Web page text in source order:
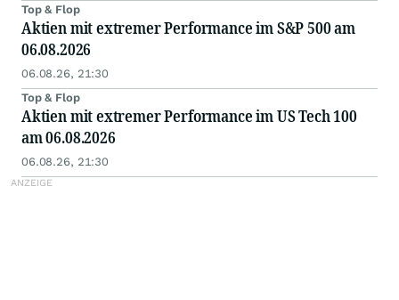
Top & Flop
Aktien mit extremer Performance im S&P 500 am
06.08.2026
06.08.26, 21:30
Top & Flop
Aktien mit extremer Performance im US Tech 100
am 06.08.2026
06.08.26, 21:30